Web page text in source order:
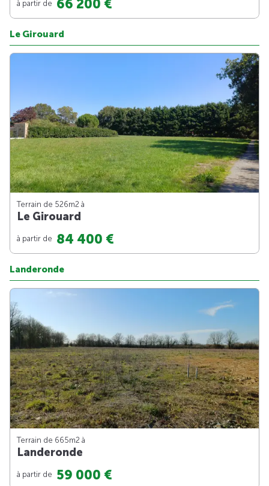
à partir de 66 200 €
Le Girouard
Terrain de 526m2 à
Le Girouard
à partir de 84 400 €
Landeronde
Terrain de 665m2 à
Landeronde
à partir de 59 000 €